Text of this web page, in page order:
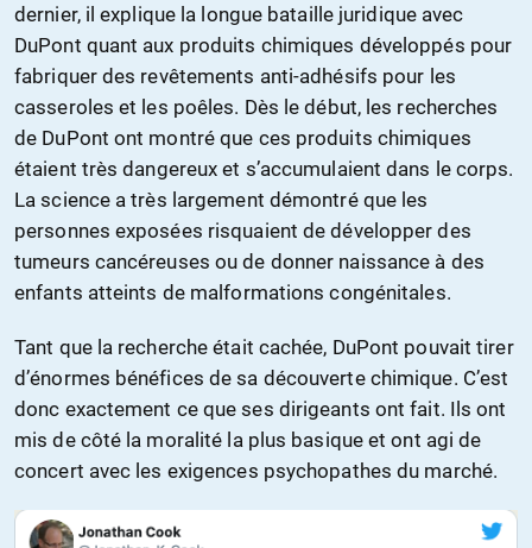
dernier, il explique la longue bataille juridique avec
DuPont quant aux produits chimiques développés pour
fabriquer des revêtements anti-adhésifs pour les
casseroles et les poêles. Dès le début, les recherches
de DuPont ont montré que ces produits chimiques
étaient très dangereux et s’accumulaient dans le corps.
La science a très largement démontré que les
personnes exposées risquaient de développer des
tumeurs cancéreuses ou de donner naissance à des
enfants atteints de malformations congénitales.
Tant que la recherche était cachée, DuPont pouvait tirer
d’énormes bénéfices de sa découverte chimique. C’est
donc exactement ce que ses dirigeants ont fait. Ils ont
mis de côté la moralité la plus basique et ont agi de
concert avec les exigences psychopathes du marché.